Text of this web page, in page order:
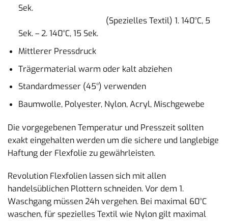
Sek.
(Spezielles Textil) 1. 140°C, 5
Sek. – 2. 140°C, 15 Sek.
Mittlerer Pressdruck
Trägermaterial warm oder kalt abziehen
Standardmesser (45°) verwenden
Baumwolle, Polyester, Nylon, Acryl, Mischgewebe
Die vorgegebenen Temperatur und Presszeit sollten
exakt eingehalten werden um die sichere und langlebige
Haftung der Flexfolie zu gewährleisten.
Revolution Flexfolien lassen sich mit allen
handelsüblichen Plottern schneiden. Vor dem 1.
Waschgang müssen 24h vergehen. Bei maximal 60°C
waschen, für spezielles Textil wie Nylon gilt maximal